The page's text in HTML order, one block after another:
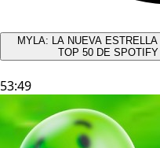
MYLA: LA NUEVA
TOP 50 DE
53:49